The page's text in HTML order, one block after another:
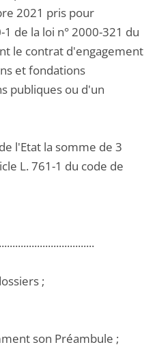
2021 pris pour
de la loi n° 2000-321 du
le contrat d'engagement
et fondations
publiques ou d'un
l'Etat la somme de 3
L. 761-1 du code de
;
son Préambule ;